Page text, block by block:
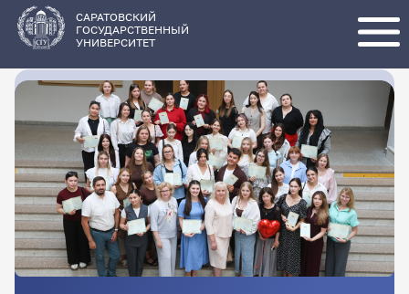
основному
содержанию
САРАТОВСКИЙ
ГОСУДАРСТВЕННЫЙ
УНИВЕРСИТЕТ